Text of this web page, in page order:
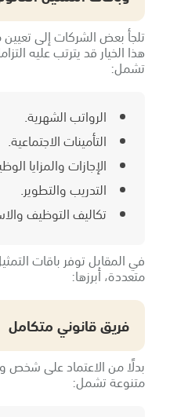
تلجأ بعض الشركات إلى
هذا الخيار قد يترتب عليه
تشمل:
الرواتب الشهرية.
التأمينات الاجتماعية.
الإجازات والمزايا
التدريب والتطوير.
تكاليف التوظيف
في المقابل توفر باقات
متعددة، أبرزها:
فريق قانوني متكامل
بدلًا من الاعتماد على شخص
متنوعة تشمل: